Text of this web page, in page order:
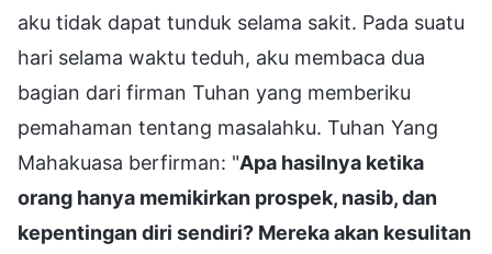
aku tidak dapat tunduk selama sakit. Pada suatu
hari selama waktu teduh, aku membaca dua
bagian dari firman Tuhan yang memberiku
pemahaman tentang masalahku. Tuhan Yang
Mahakuasa berfirman: "Apa hasilnya ketika
orang hanya memikirkan prospek, nasib, dan
kepentingan diri sendiri? Mereka akan kesulitan